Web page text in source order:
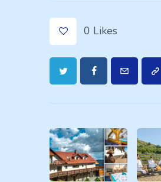
0 Likes
Navigace
pro
příspěvek